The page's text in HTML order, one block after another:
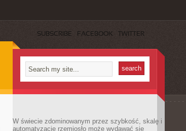
SUBSCRIBE FACEBOOK TWITTER
W świecie zdominowanym przez szybkość, skalę i
automatyzację rzemiosło może wydawać się